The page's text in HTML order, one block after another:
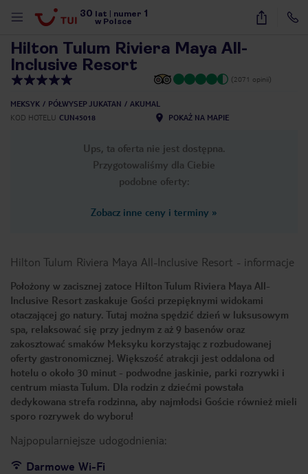
30 lat numer 1
w Polsce
30
Hilton Tulum Riviera Maya All-
Inclusive Resort
(2071 opinii)
MEKSYK PÓŁWYSEP JUKATAN
AKUMAL
KOD HOTELU CUN45018 POKAŻ NA MAPIE
Ups, ta oferta nie jest dostępna.
Przygotowaliśmy dla Ciebie
podobne oferty:
Zobacz inne ceny i terminy »
Hilton Tulum Riviera Maya All-Inclusive Resort - informacje
Położony w zacisznej zatoce Hilton Tulum Riviera Maya All-
Inclusive Resort zaskakuje Gości przepięknymi widokami
otaczającej go natury. Tutaj można spędzić dzień w luksusowym
spa, relaksować się przy jednym z aż 9 basenów oraz
zakosztować smaków Meksyku korzystając z rozbudowanej
oferty gastronomicznej. Większość atrakcji jest oddalona od
hotelu o około 30 minut - podwodne jaskinie, parki rozrywki i
centrum miasta Tulum. Dla rodzin z dziećmi powstała
dedykowana strefa rodzinna, aby najmłodsi Goście również mieli
sporo rozrywek do wyboru!
Najpopularniejsze udogodnienia:
Darmowe Wi-Fi